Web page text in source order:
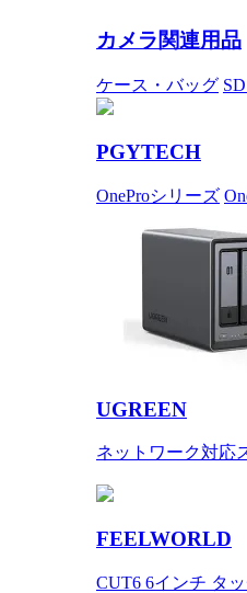
カメラ関連用品
ケース・バッグ
PGYTECH
OneProシリーズ
UGREEN
ネットワーク対応
FEELWORLD
CUT6 6インチ タ